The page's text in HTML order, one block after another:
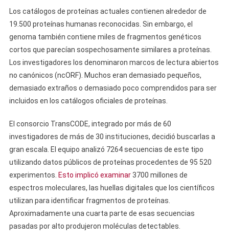
Los catálogos de proteínas actuales contienen alrededor de
19.500 proteínas humanas reconocidas. Sin embargo, el
genoma también contiene miles de fragmentos genéticos
cortos que parecían sospechosamente similares a proteínas.
Los investigadores los denominaron marcos de lectura abiertos
no canónicos (ncORF). Muchos eran demasiado pequeños,
demasiado extraños o demasiado poco comprendidos para ser
incluidos en los catálogos oficiales de proteínas.
El consorcio TransCODE, integrado por más de 60
investigadores de más de 30 instituciones, decidió buscarlas a
gran escala. El equipo analizó 7264 secuencias de este tipo
utilizando datos públicos de proteínas procedentes de 95 520
experimentos. Esto implicó examinar3700 millones de
espectros moleculares, las huellas digitales que los científicos
utilizan para identificar fragmentos de proteínas.
Aproximadamente una cuarta parte de esas secuencias
pasadas por alto produjeron moléculas detectables.